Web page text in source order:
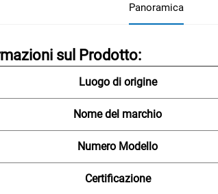
Panoramica
sul Prodotto:
Luogo di origine
Nome del marchio
Numero Modello
Certificazione